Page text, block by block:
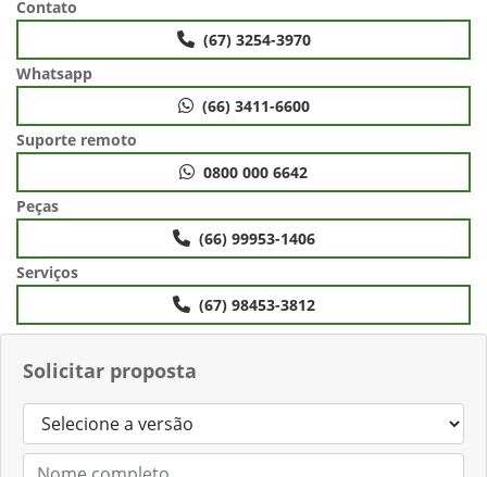
Solicitar proposta
Contato
(67) 3254-3970
Whatsapp
(66) 3411-6600
Suporte remoto
0800 000 6642
Peças
(66) 99953-1406
Serviços
(67) 98453-3812